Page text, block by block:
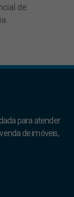
de
para atender
de imóveis,